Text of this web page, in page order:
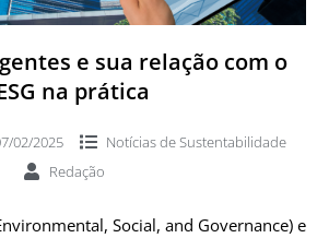
e sua relação com o
na prática
02/2025 Notícias deSustentabilidade
Redação
Social, and Governance) e